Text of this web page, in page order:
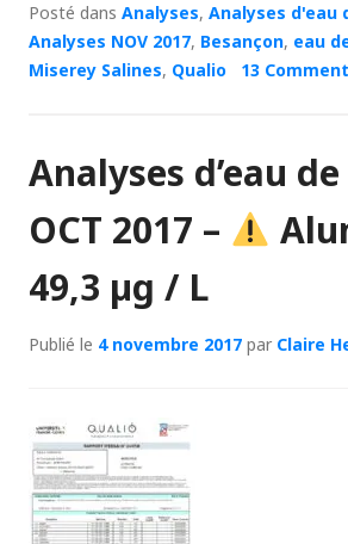
Posté dans Analyses, Analyses d'eau
Analyses NOV 2017, Besançon, eau
Miserey Salines, Qualio 13
Analyses d’eau
OCT 2017 –
49,3 µg / L
Publié le 4 novembre 2017 par Claire